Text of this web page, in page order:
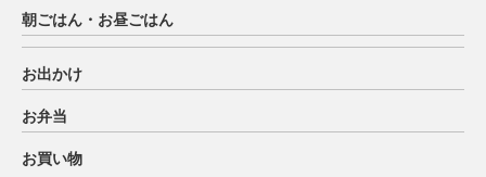
朝ごはん・お昼ごはん
お出かけ
お弁当
お買い物